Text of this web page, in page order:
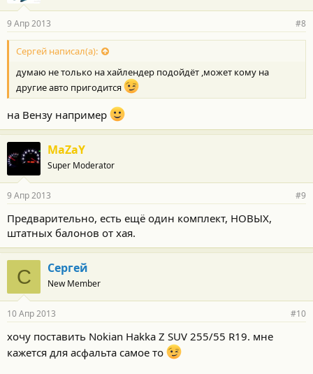
9 Апр 2013 #8
Сергей написал(а):
думаю не только на хайлендер подойдёт ,может кому на
другие авто пригодится
на Вензу например
MaZaY
Super Moderator
9 Апр 2013 #9
Предварительно, есть ещё один комплект, НОВЫХ,
штатных балонов от хая.
С Сергей
New Member
10 Апр 2013 #10
хочу поставить Nokian Hakka Z SUV 255/55 R19. мне
кажется для асфальта самое то